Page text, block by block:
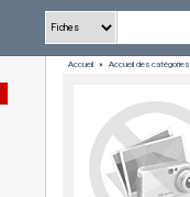
Accueil » Accueil des catégories